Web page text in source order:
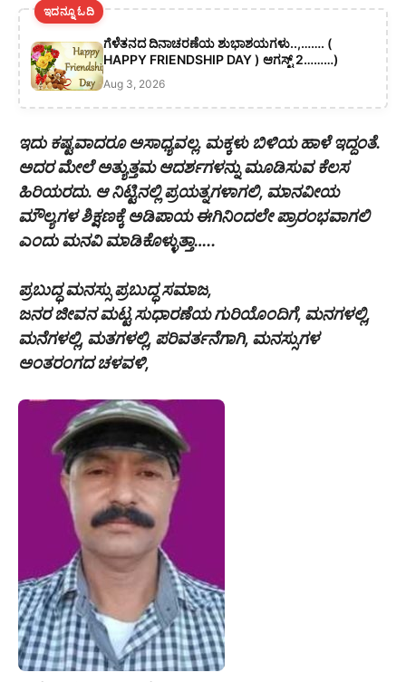
ಇದನ್ನೂ ಓದಿ
ಗೆಳೆತನದ ದಿನಾಚರಣೆಯ ಶುಭಾಶಯಗಳು..,……. (
HAPPY FRIENDSHIP DAY ) ಆಗಸ್ಟ್ 2………)
Aug 3, 2026
ಇದು ಕಷ್ಟವಾದರೂ ಅಸಾಧ್ಯವಲ್ಲ. ಮಕ್ಕಳು ಬಿಳಿಯ ಹಾಳೆ ಇದ್ದಂತೆ.
ಅದರ ಮೇಲೆ ಅತ್ಯುತ್ತಮ ಆದರ್ಶಗಳನ್ನು ಮೂಡಿಸುವ ಕೆಲಸ
ಹಿರಿಯರದು. ಆ ನಿಟ್ಟಿನಲ್ಲಿ ಪ್ರಯತ್ನಗಳಾಗಲಿ, ಮಾನವೀಯ
ಮೌಲ್ಯಗಳ ಶಿಕ್ಷಣಕ್ಕೆ ಅಡಿಪಾಯ ಈಗಿನಿಂದಲೇ ಪ್ರಾರಂಭವಾಗಲಿ
ಎಂದು ಮನವಿ ಮಾಡಿಕೊಳ್ಳುತ್ತಾ…..
ಪ್ರಬುದ್ಧ ಮನಸ್ಸು ಪ್ರಬುದ್ಧ ಸಮಾಜ,
ಜನರ ಜೀವನ ಮಟ್ಟ ಸುಧಾರಣೆಯ ಗುರಿಯೊಂದಿಗೆ, ಮನಗಳಲ್ಲಿ,
ಮನೆಗಳಲ್ಲಿ, ಮತಗಳಲ್ಲಿ, ಪರಿವರ್ತನೆಗಾಗಿ, ಮನಸ್ಸುಗಳ
ಅಂತರಂಗದ ಚಳವಳಿ,